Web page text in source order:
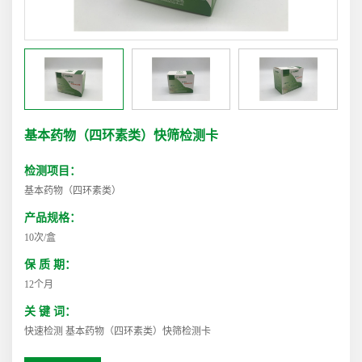
基本药物（四环素类）快筛检测卡
检测项目：
基本药物（四环素类）
产品规格：
10次/盒
保 质 期：
12个月
关 键 词：
快速检测 基本药物（四环素类）快筛检测卡